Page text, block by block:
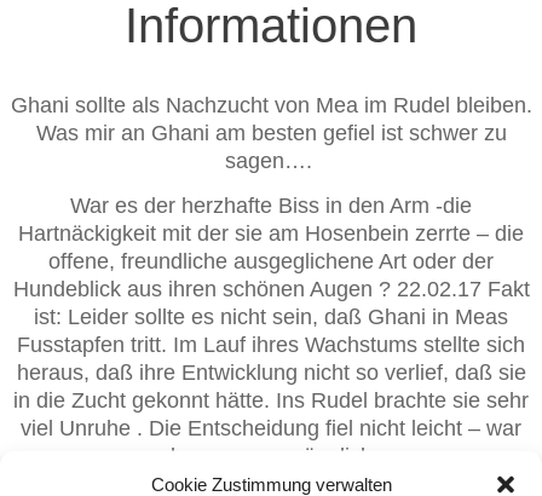
Cookie Zustimmung verwalten
Informationen
Ghani sollte als Nachzucht von Mea im Rudel bleiben.
Was mir an Ghani am besten gefiel ist schwer zu
sagen….
War es der herzhafte Biss in den Arm -die
Hartnäckigkeit mit der sie am Hosenbein zerrte – die
offene, freundliche ausgeglichene Art oder der
Hundeblick aus ihren schönen Augen ? 22.02.17 Fakt
ist: Leider sollte es nicht sein, daß Ghani in Meas
Fusstapfen tritt. Im Lauf ihres Wachstums stellte sich
heraus, daß ihre Entwicklung nicht so verlief, daß sie
in die Zucht gekonnt hätte. Ins Rudel brachte sie sehr
viel Unruhe . Die Entscheidung fiel nicht leicht – war
aber so unumgänglich .
So haben wir eine wunderbare Familie für Sie gesucht